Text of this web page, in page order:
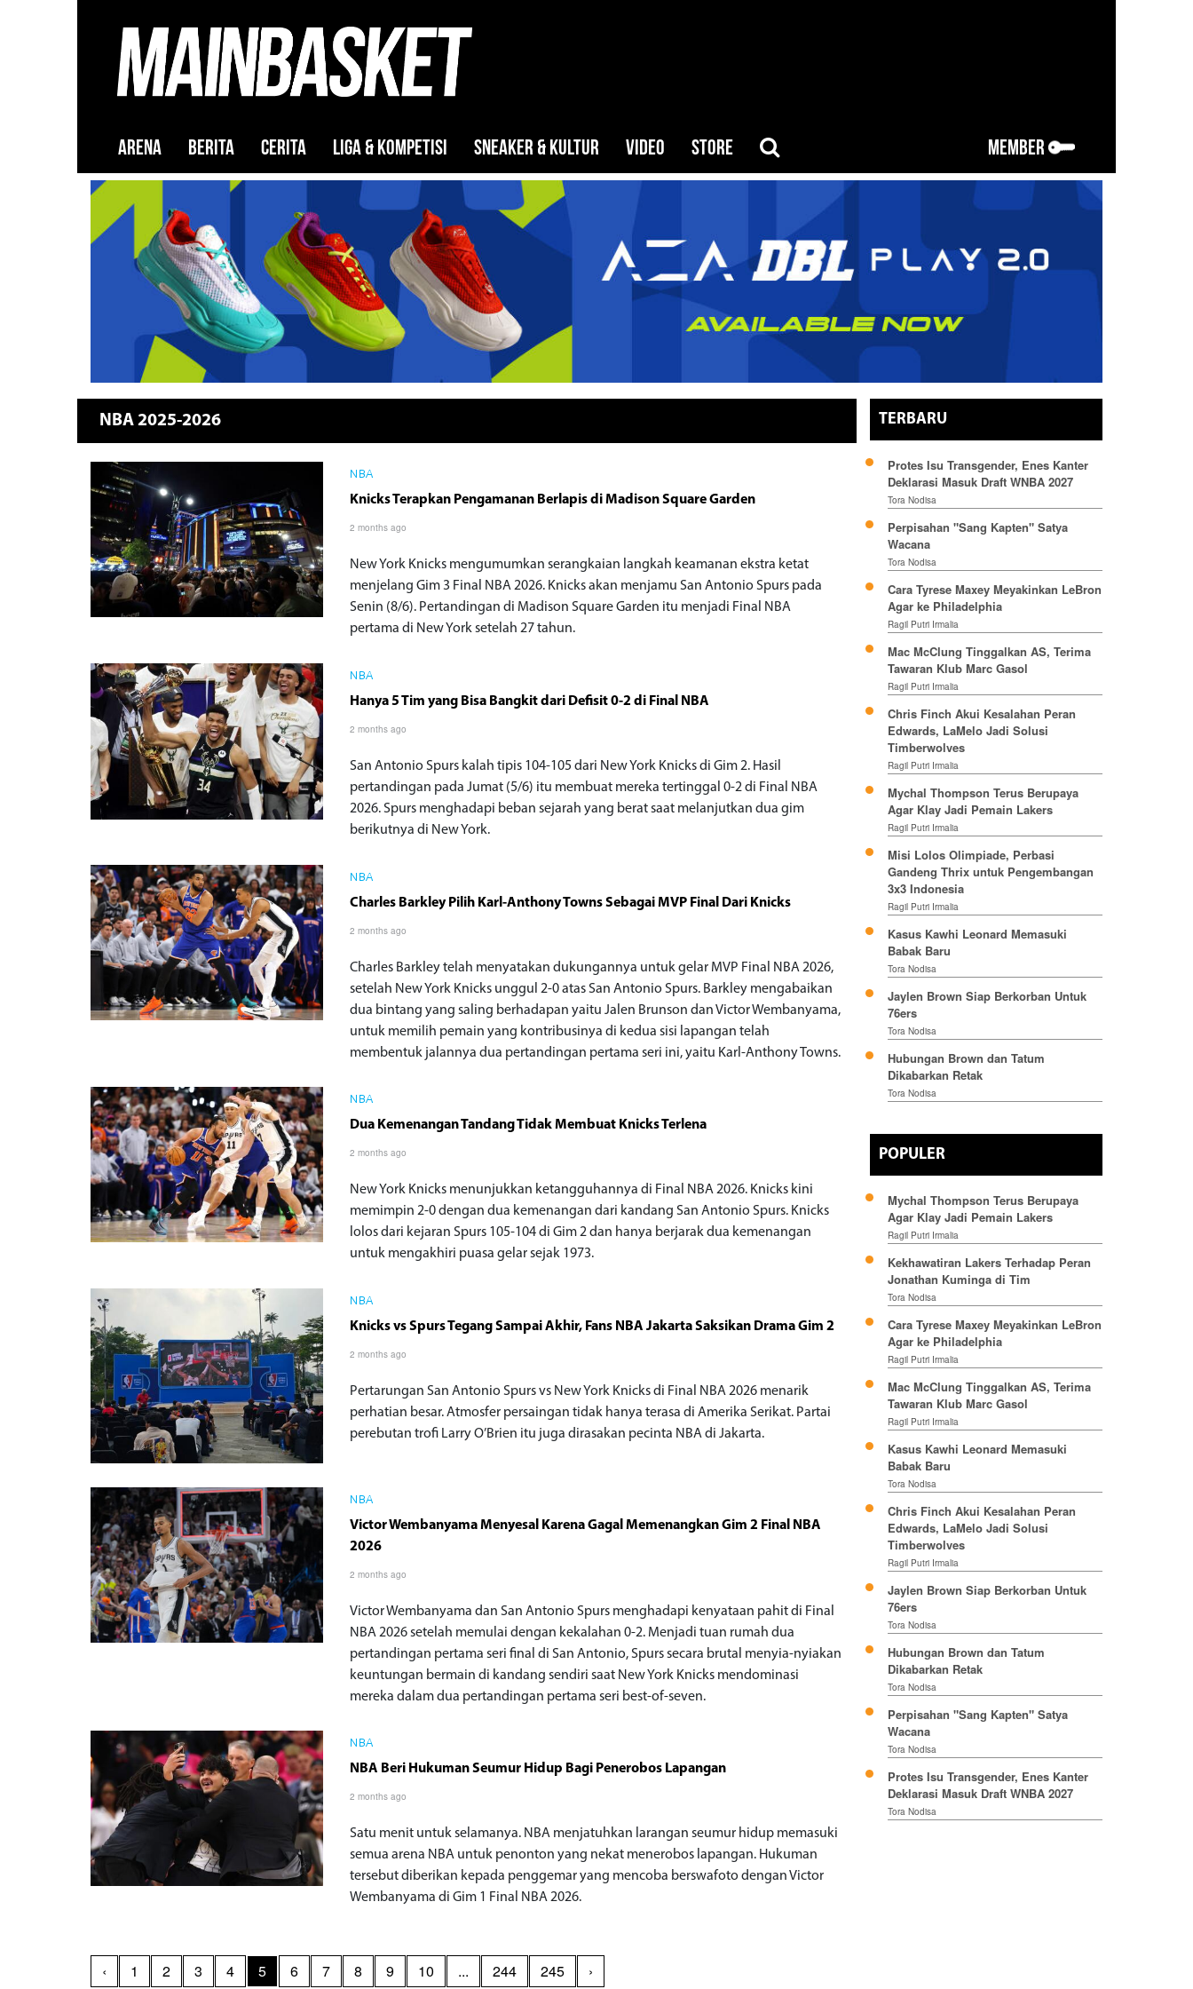
ARENA BERITA CERITA LIGA & KOMPETISI SNEAKER & KULTUR VIDEO STORE MEMBER
NBA 2025-2026
NBA
Knicks Terapkan Pengamanan Berlapis di Madison Square Garden
2 months ago
New York Knicks mengumumkan serangkaian langkah keamanan ekstra ketat
menjelang Gim 3 Final NBA 2026. Knicks akan menjamu San Antonio Spurs pada
Senin (8/6). Pertandingan di Madison Square Garden itu menjadi Final NBA
pertama di New York setelah 27 tahun.
NBA
Hanya 5 Tim yang Bisa Bangkit dari Defisit 0-2 di Final NBA
2 months ago
San Antonio Spurs kalah tipis 104-105 dari New York Knicks di Gim 2. Hasil
pertandingan pada Jumat (5/6) itu membuat mereka tertinggal 0-2 di Final NBA
2026. Spurs menghadapi beban sejarah yang berat saat melanjutkan dua gim
berikutnya di New York.
NBA
Charles Barkley Pilih Karl-Anthony Towns Sebagai MVP Final Dari Knicks
2 months ago
Charles Barkley telah menyatakan dukungannya untuk gelar MVP Final NBA 2026,
setelah New York Knicks unggul 2-0 atas San Antonio Spurs. Barkley mengabaikan
dua bintang yang saling berhadapan yaitu Jalen Brunson dan Victor Wembanyama,
untuk memilih pemain yang kontribusinya di kedua sisi lapangan telah
membentuk jalannya dua pertandingan pertama seri ini, yaitu Karl-Anthony Towns.
NBA
Dua Kemenangan Tandang Tidak Membuat Knicks Terlena
2 months ago
New York Knicks menunjukkan ketangguhannya di Final NBA 2026. Knicks kini
memimpin 2-0 dengan dua kemenangan dari kandang San Antonio Spurs. Knicks
lolos dari kejaran Spurs 105-104 di Gim 2 dan hanya berjarak dua kemenangan
untuk mengakhiri puasa gelar sejak 1973.
NBA
Knicks vs Spurs Tegang Sampai Akhir, Fans NBA Jakarta Saksikan Drama Gim 2
2 months ago
Pertarungan San Antonio Spurs vs New York Knicks di Final NBA 2026 menarik
perhatian besar. Atmosfer persaingan tidak hanya terasa di Amerika Serikat. Partai
perebutan trofi Larry O’Brien itu juga dirasakan pecinta NBA di Jakarta.
NBA
Victor Wembanyama Menyesal Karena Gagal Memenangkan Gim 2 Final NBA
2026
2 months ago
Victor Wembanyama dan San Antonio Spurs menghadapi kenyataan pahit di Final
NBA 2026 setelah memulai dengan kekalahan 0-2. Menjadi tuan rumah dua
pertandingan pertama seri final di San Antonio, Spurs secara brutal menyia-nyiakan
keuntungan bermain di kandang sendiri saat New York Knicks mendominasi
mereka dalam dua pertandingan pertama seri best-of-seven.
NBA
NBA Beri Hukuman Seumur Hidup Bagi Penerobos Lapangan
2 months ago
Satu menit untuk selamanya. NBA menjatuhkan larangan seumur hidup memasuki
semua arena NBA untuk penonton yang nekat menerobos lapangan. Hukuman
tersebut diberikan kepada penggemar yang mencoba berswafoto dengan Victor
Wembanyama di Gim 1 Final NBA 2026.
‹ 1 2 3 4 5 6 7 8 9 10 ... 244 245 ›
TERBARU
Protes Isu Transgender, Enes Kanter
Deklarasi Masuk Draft WNBA 2027
Tora Nodisa
Perpisahan "Sang Kapten" Satya
Wacana
Tora Nodisa
Cara Tyrese Maxey Meyakinkan LeBron
Agar ke Philadelphia
Ragil Putri Irmalia
Mac McClung Tinggalkan AS, Terima
Tawaran Klub Marc Gasol
Ragil Putri Irmalia
Chris Finch Akui Kesalahan Peran
Edwards, LaMelo Jadi Solusi
Timberwolves
Ragil Putri Irmalia
Mychal Thompson Terus Berupaya
Agar Klay Jadi Pemain Lakers
Ragil Putri Irmalia
Misi Lolos Olimpiade, Perbasi
Gandeng Thrix untuk Pengembangan
3x3 Indonesia
Ragil Putri Irmalia
Kasus Kawhi Leonard Memasuki
Babak Baru
Tora Nodisa
Jaylen Brown Siap Berkorban Untuk
76ers
Tora Nodisa
Hubungan Brown dan Tatum
Dikabarkan Retak
Tora Nodisa
POPULER
Mychal Thompson Terus Berupaya
Agar Klay Jadi Pemain Lakers
Ragil Putri Irmalia
Kekhawatiran Lakers Terhadap Peran
Jonathan Kuminga di Tim
Tora Nodisa
Cara Tyrese Maxey Meyakinkan LeBron
Agar ke Philadelphia
Ragil Putri Irmalia
Mac McClung Tinggalkan AS, Terima
Tawaran Klub Marc Gasol
Ragil Putri Irmalia
Kasus Kawhi Leonard Memasuki
Babak Baru
Tora Nodisa
Chris Finch Akui Kesalahan Peran
Edwards, LaMelo Jadi Solusi
Timberwolves
Ragil Putri Irmalia
Jaylen Brown Siap Berkorban Untuk
76ers
Tora Nodisa
Hubungan Brown dan Tatum
Dikabarkan Retak
Tora Nodisa
Perpisahan "Sang Kapten" Satya
Wacana
Tora Nodisa
Protes Isu Transgender, Enes Kanter
Deklarasi Masuk Draft WNBA 2027
Tora Nodisa